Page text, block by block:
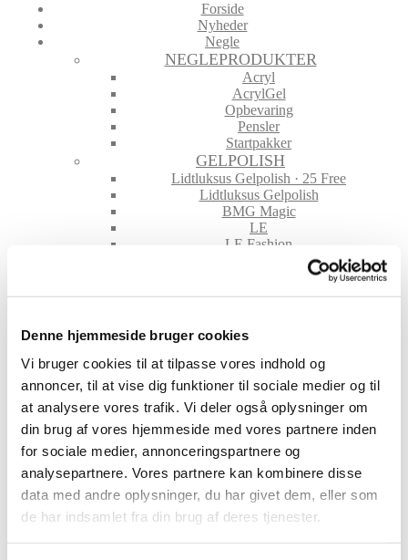
Denne hjemmeside bruger cookies
Vi bruger cookies til at tilpasse vores indhold og
annoncer, til at vise dig funktioner til sociale medier og til
at analysere vores trafik. Vi deler også oplysninger om
din brug af vores hjemmeside med vores partnere inden
for sociale medier, annonceringspartnere og
analysepartnere. Vores partnere kan kombinere disse
data med andre oplysninger, du har givet dem, eller som
de har indsamlet fra din brug af deres tjenester.
Forside
Nyheder
Negle
NEGLEPRODUKTER
Acryl
AcrylGel
Opbevaring
Pensler
Startpakker
GELPOLISH
Lidtluksus Gelpolish · 25 Free
Lidtluksus Gelpolish
BMG Magic
LE
LE Fashion
LL Builder-In-A-Bottle
Top & Base Coat
ABC Farvet Gele
Base Gele
Cover Gele
Hvid Gele
Ice Cream Gele
Klar Gele
Paint Gel
Waterway Colors
NEGLE TILBEHØR
File & Buffere
Folie
Glimmer & Pigmenter
Hygiejne
Maskiner og tilbehør